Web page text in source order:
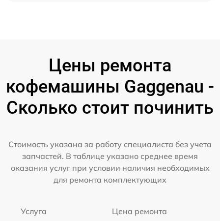
Цены ремонта
кофемашины Gaggenau -
Сколько стоит починить
Стоимость указана за работу специалиста без учета
запчастей. В таблице указано среднее время
оказания услуг при условии наличия необходимых
для ремонта комплектующих
Услуга Цена ремонта